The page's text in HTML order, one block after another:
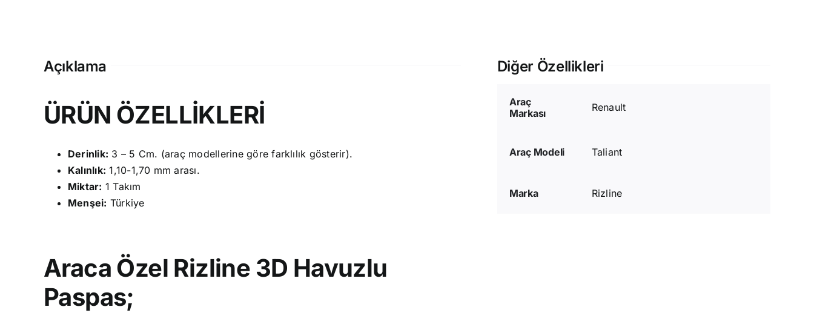
Açıklama
ÜRÜN ÖZELLİKLERİ
Derinlik: 3 – 5 Cm. (araç modellerine göre farklılık gösterir).
Kalınlık: 1,10-1,70 mm arası.
Miktar: 1 Takım
Menşei: Türkiye
Araca Özel Rizline 3D Havuzlu
Paspas;
Diğer Özellikleri
Araç
Markası
Renault
Araç Modeli Taliant
Marka Rizline